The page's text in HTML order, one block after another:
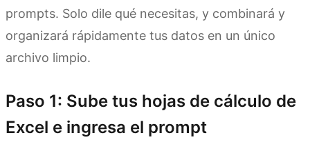
prompts. Solo dile qué necesitas, y combinará y
organizará rápidamente tus datos en un único
archivo limpio.
Paso 1: Sube tus hojas de cálculo de
Excel e ingresa el prompt